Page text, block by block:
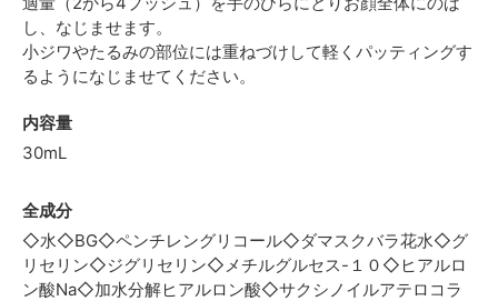
し、なじませます。
小ジワやたるみの部位には重ねづけして軽くパッティングす
るようになじませてください。
内容量
30mL
全成分
◇水◇BG◇ペンチレングリコール◇ダマスクバラ花水◇グ
リセリン◇ジグリセリン◇メチルグルセス-１０◇ヒアルロ
ン酸Na◇加水分解ヒアルロン酸◇サクシノイルアテロコラ